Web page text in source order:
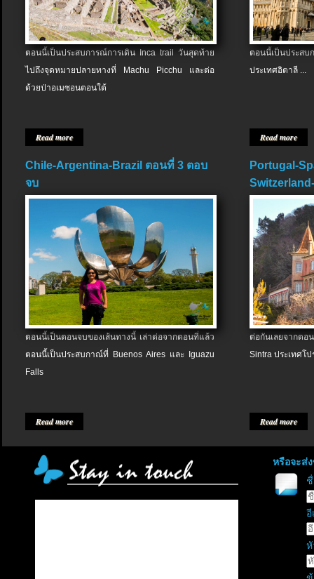
ตอนนี้เป็นประสบการณ์การเดิน Inca trail วันสุดท้าย
ไปถึงจุดหมายปลายทางที่ Machu Picchu และต่อ
ด้วยป่าอเมซอนตอนใต้
Read more
ตอนนี้เป็นประส
ประเทศอิตาลี ...
Read more
Chile-Argentina-Brazil ตอนที่ 3 ตอบ
จบ
ตอนนี้เป็นตอนจบของเส้นทางนี้ เล่าต่อจากตอนที่แล้ว
ตอนนี้เป็นประสบกาณ์ที่ Buenos Aires และ Iguazu
Falls
Read more
Portugal-
ต่อกันเลยจากต
Sintra ประเทศโป
Read more
หรือจะส่
อี
หั